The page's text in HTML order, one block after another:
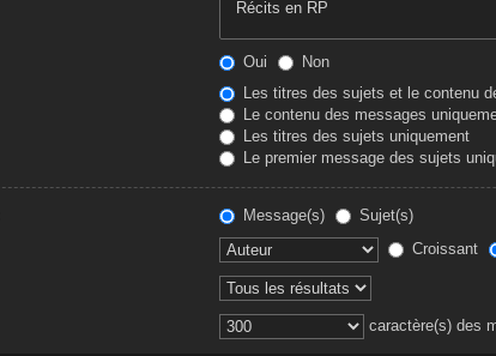
Oui
Non
Les titres des sujets et le contenu
Le contenu des messages
Les titres des sujets uniquement
Le premier message des sujets
Message(s)
Sujet(s)
Croissant
caractère(s) des